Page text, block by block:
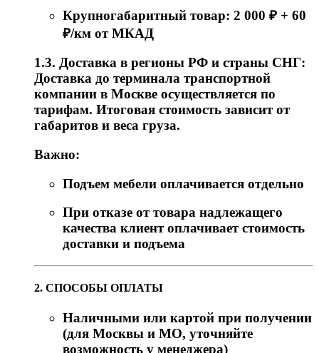
Крупногабаритный товар: 2 000 ₽ + 60
₽/км от МКАД
1.3. Доставка в регионы РФ и страны СНГ:
Доставка до терминала транспортной
компании в Москве осуществляется по
тарифам. Итоговая стоимость зависит от
габаритов и веса груза.
Важно:
Подъем мебели оплачивается отдельно
При отказе от товара надлежащего
качества клиент оплачивает стоимость
доставки и подъема
2. СПОСОБЫ ОПЛАТЫ
Наличными или картой при получении
(для Москвы и МО, уточняйте
возможность у менеджера)